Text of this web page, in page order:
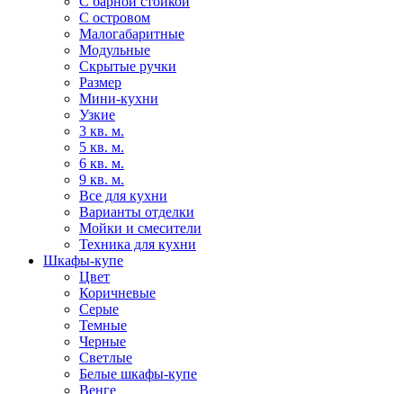
С островом
Малогабаритные
Модульные
Скрытые ручки
Размер
Мини-кухни
Узкие
3 кв. м.
5 кв. м.
6 кв. м.
9 кв. м.
Все для кухни
Варианты отделки
Мойки и смесители
Техника для кухни
Шкафы-купе
Цвет
Коричневые
Серые
Темные
Черные
Светлые
Белые шкафы-купе
Венге